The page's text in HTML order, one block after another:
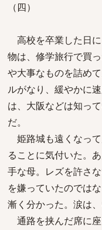
（四）
高校を卒業した日
物は、修学旅行で買
や大事なものを詰め
ルがなり、緩やかに
は、大阪などは知っ
だ。
姫路城も遠くなっ
ることに気付いた。
手な母。レズを許さ
を嫌っていたのでは
漸く分かった。涙は
通路を挟んだ席に